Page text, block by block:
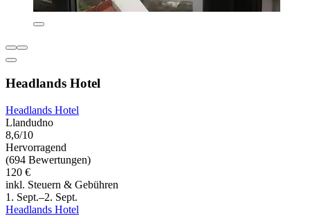
Headlands Hotel
Headlands Hotel
Llandudno
8,6/10
Hervorragend
(694 Bewertungen)
120 €
inkl. Steuern & Gebühren
1. Sept.–2. Sept.
Headlands Hotel